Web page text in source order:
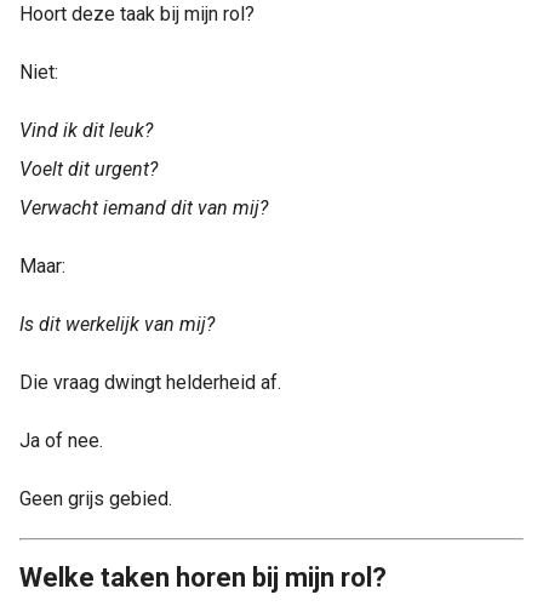
Hoort deze taak bij mijn rol?
Niet:
Vind ik dit leuk?
Voelt dit urgent?
Verwacht iemand dit van mij?
Maar:
Is dit werkelijk van mij?
Die vraag dwingt helderheid af.
Ja of nee.
Geen grijs gebied.
Welke taken horen bij mijn rol?